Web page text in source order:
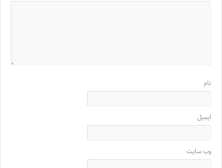
نام
ایمیل
وب‌ سایت